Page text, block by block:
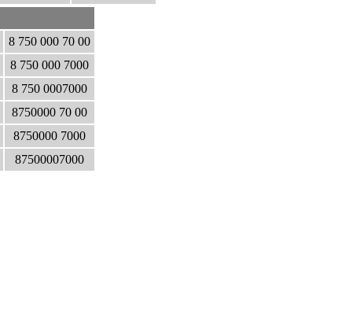
8 750 000 70 00
8 750 000 7000
8 750 0007000
8750000 70 00
8750000 7000
87500007000